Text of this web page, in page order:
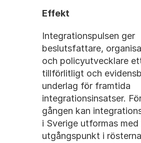
Effekt
Integrationspulsen ger
beslutsfattare,
och policyutvecklare
tillförlitligt och
underlag för framtida
integrationsinsatser.
gången kan
i Sverige utformas
utgångspunkt i